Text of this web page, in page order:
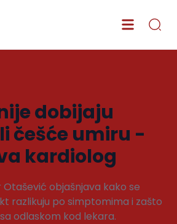
dobijaju
češće umiru -
kardiolog
objašnjava kako se
razlikuju po simptomima i zašto
odlaskom kod lekara.